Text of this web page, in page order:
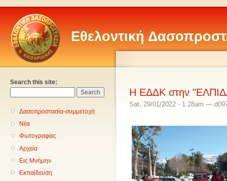
Εθελοντική
Search this site:
Δασοπροστασία-συμμετοχή
Νέα
Φωτογραφίες
Αρχεία
Εις Μνήμην
Εκπαίδευση
Η ΕΔΔΚ στην
Sat, 29/01/2022 - 1:28am —